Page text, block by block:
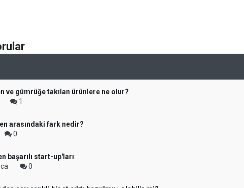
ve gümrüğe takılan ürünlere ne olur?
1
arasındaki fark nedir?
0
başarılı start-up'ları
0